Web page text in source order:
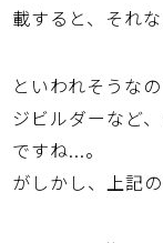
載すると、それ
といわれそうな
ジビルダーなど
ですね...。
がしかし、上記